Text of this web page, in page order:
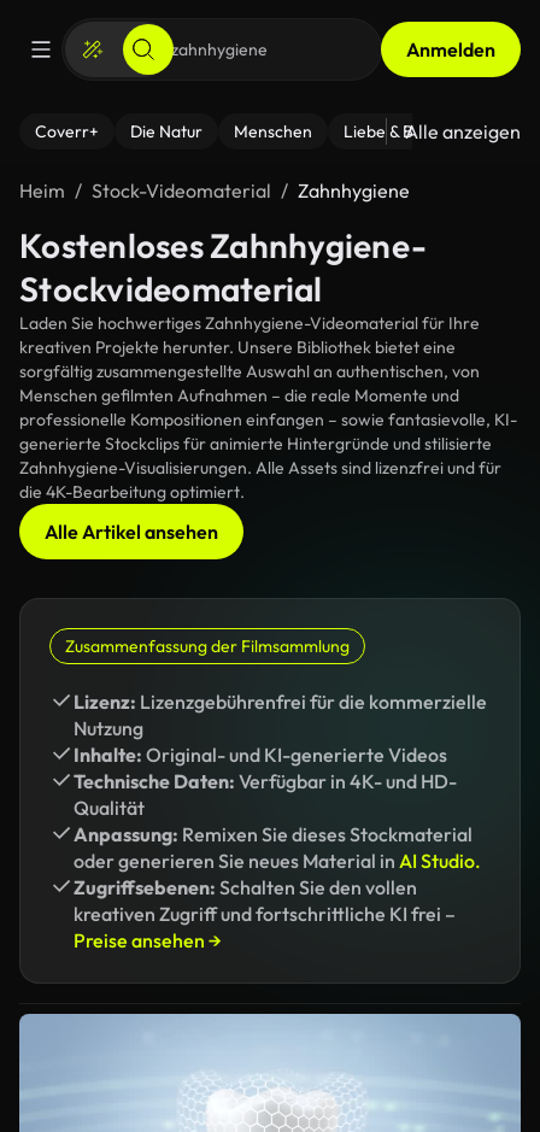
Anmelden
Coverr+ Die Natur Menschen Liebe & Beziehungen
Alle anzeigen
Heim Stock-Videomaterial Zahnhygiene
Kostenloses Zahnhygiene-
Stockvideomaterial
Laden Sie hochwertiges Zahnhygiene-Videomaterial für Ihre
kreativen Projekte herunter. Unsere Bibliothek bietet eine
sorgfältig zusammengestellte Auswahl an authentischen, von
Menschen gefilmten Aufnahmen – die reale Momente und
professionelle Kompositionen einfangen – sowie fantasievolle, KI-
generierte Stockclips für animierte Hintergründe und stilisierte
Zahnhygiene-Visualisierungen. Alle Assets sind lizenzfrei und für
die 4K-Bearbeitung optimiert.
Alle Artikel ansehen
Zusammenfassung der Filmsammlung
Lizenz: Lizenzgebührenfrei für die kommerzielle
Nutzung
Inhalte: Original- und KI-generierte Videos
Technische Daten: Verfügbar in 4K- und HD-
Qualität
Anpassung: Remixen Sie dieses Stockmaterial
oder generieren Sie neues Material in AI Studio.
Zugriffsebenen: Schalten Sie den vollen
kreativen Zugriff und fortschrittliche KI frei –
Preise ansehen →